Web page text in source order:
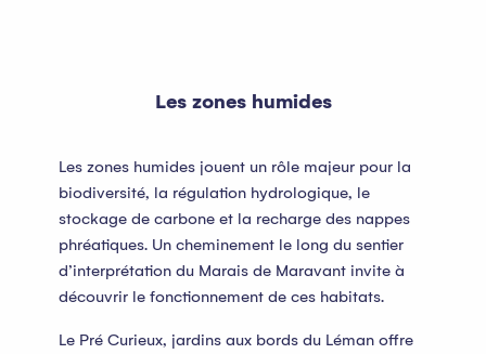
Les zones humides
Les zones humides jouent un rôle majeur pour la
biodiversité, la régulation hydrologique, le
stockage de carbone et la recharge des nappes
phréatiques. Un cheminement le long du sentier
d’interprétation du Marais de Maravant invite à
découvrir le fonctionnement de ces habitats.
Le Pré Curieux, jardins aux bords du Léman offre